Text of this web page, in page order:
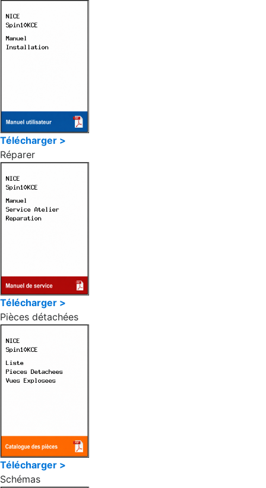
Télécharger >
Réparer
Télécharger >
Pièces détachées
Télécharger >
Schémas